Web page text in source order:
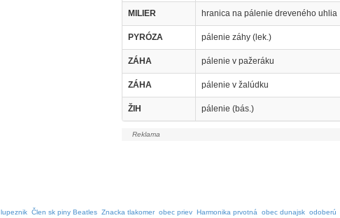
MILIER hranica na pálenie dreveného uhlia
PYRÓZA pálenie záhy (lek.)
ZÁHA pálenie v pažeráku
ZÁHA pálenie v žalúdku
ŽIH pálenie (bás.)
lupeznik Člen sk piny Beatles Znacka tlakomer obec priev Harmonika prvotná obec dunajsk odoberú